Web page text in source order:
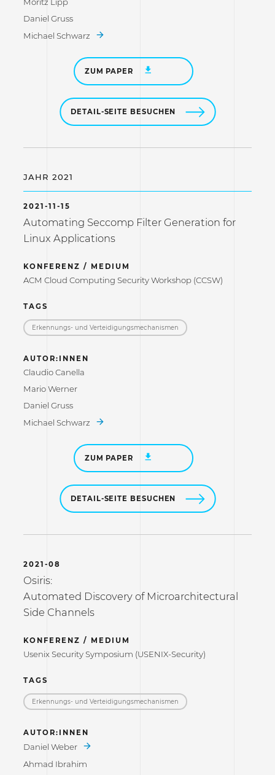
Moritz Lipp
Daniel Gruss
Michael Schwarz
ZUM PAPER
DETAIL-SEITE BESUCHEN
JAHR 2021
2021-11-15
Automating Seccomp Filter Generation for
Linux Applications
KONFERENZ / MEDIUM
ACM Cloud Computing Security Workshop (CCSW)
TAGS
Erkennungs- und Verteidigungs­mechanismen
AUTOR:INNEN
Claudio Canella
Mario Werner
Daniel Gruss
Michael Schwarz
ZUM PAPER
DETAIL-SEITE BESUCHEN
2021-08
Osiris:
Automated Discovery of Microarchitectural
Side Channels
KONFERENZ / MEDIUM
Usenix Security Symposium (USENIX-Security)
TAGS
Erkennungs- und Verteidigungs­mechanismen
AUTOR:INNEN
Daniel Weber
Ahmad Ibrahim